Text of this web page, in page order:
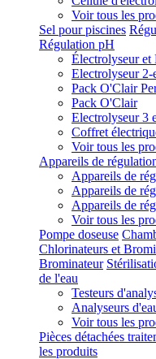
Voir tous les
Sel pour piscines
Régulation pH
Électrolyseur et
Electrolyseur
Pack O'Clair
Pack O'Clair
Electrolyseur 3
Coffret
Voir tous les
Appareils de
Appareils de
Appareils de
Appareils de
Voir tous les
Pompe doseuse
Chlorinateurs et
Brominateur
de l'eau
Testeurs
Analyseurs
Voir tous les
Pièces détachées
les produits